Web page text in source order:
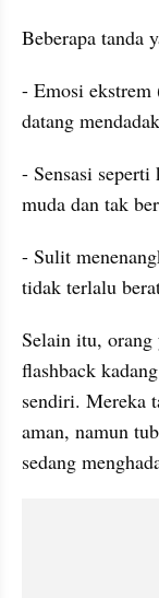
Beberapa tanda
- Emosi ekstrem
datang
- Sensasi
muda dan tak
- Sulit
tidak terlalu
Selain itu, orang
flashback
sendiri. Mereka
aman, namun
sedang